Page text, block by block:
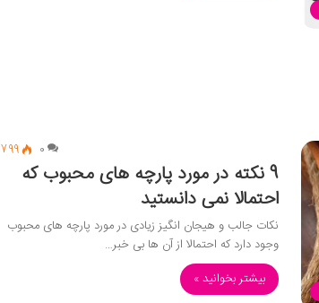
0
799
9 نکته در مورد پارچه های محبوب که
احتمالا نمی دانستید
نکات جالب و هیجان انگیز زیادی در مورد پارچه های محبوب
وجود دارد که احتمالا از آن ها بی خبر…
بیشتر بخوانید »